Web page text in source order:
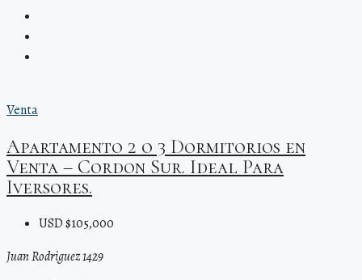
Venta
Apartamento 2 o 3 Dormitorios en
Venta – Cordon Sur. Ideal Para
Iversores.
USD $105,000
Juan Rodriguez 1429